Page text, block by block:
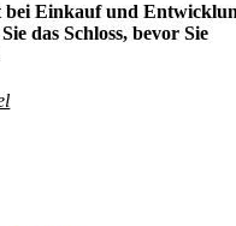
bei Einkauf und
das Schloss, bevor Sie